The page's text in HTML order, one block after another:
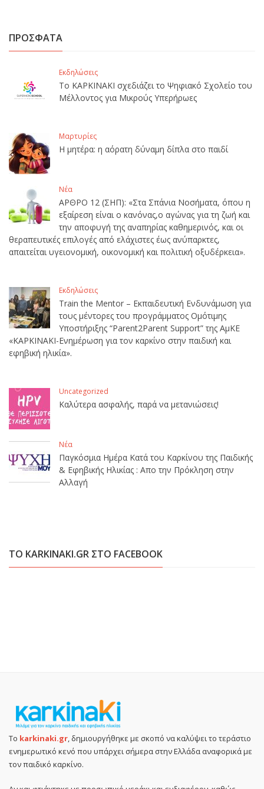
ΠΡΟΣΦΑΤΑ
Εκδηλώσεις
Το ΚΑΡΚΙΝΑΚΙ σχεδιάζει το Ψηφιακό Σχολείο του
Μέλλοντος για Μικρούς Υπερήρωες
Μαρτυρίες
Η μητέρα: η αόρατη δύναμη δίπλα στο παιδί
Νέα
ΑΡΘΡΟ 12 (ΣΗΠ): «Στα Σπάνια Νοσήματα, όπου η
εξαίρεση είναι ο κανόνας,ο αγώνας για τη ζωή και
την αποφυγή της αναπηρίας καθημερινός, και οι
θεραπευτικές επιλογές από ελάχιστες έως ανύπαρκτες,
απαιτείται υγειονομική, οικονομική και πολιτική οξυδέρκεια».
Εκδηλώσεις
Train the Mentor – Εκπαιδευτική Ενδυνάμωση για
τους μέντορες του προγράμματος Ομότιμης
Υποστήριξης “Parent2Parent Support” της ΑμΚΕ
«ΚΑΡΚΙΝΑΚΙ-Ενημέρωση για τον καρκίνο στην παιδική και
εφηβική ηλικία».
Uncategorized
Καλύτερα ασφαλής, παρά να μετανιώσεις!
Νέα
Παγκόσμια Ημέρα Κατά του Καρκίνου της Παιδικής
& Εφηβικής Ηλικίας : Απο την Πρόκληση στην
Αλλαγή
ΤΟ KARKINAKI.GR ΣΤΟ FACEBOOK
Το karkinaki.gr, δημιουργήθηκε με σκοπό να καλύψει το τεράστιο
ενημερωτικό κενό που υπάρχει σήμερα στην Ελλάδα αναφορικά με
τον παιδικό καρκίνο.